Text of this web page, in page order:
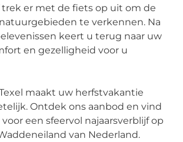
trek er met de fiets op uit om de
te verkennen. Na
keert u terug naar uw
en gezelligheid voor u
maakt uw herfstvakantie
Ontdek ons aanbod en vind
een sfeervol najaarsverblijf op
van Nederland.